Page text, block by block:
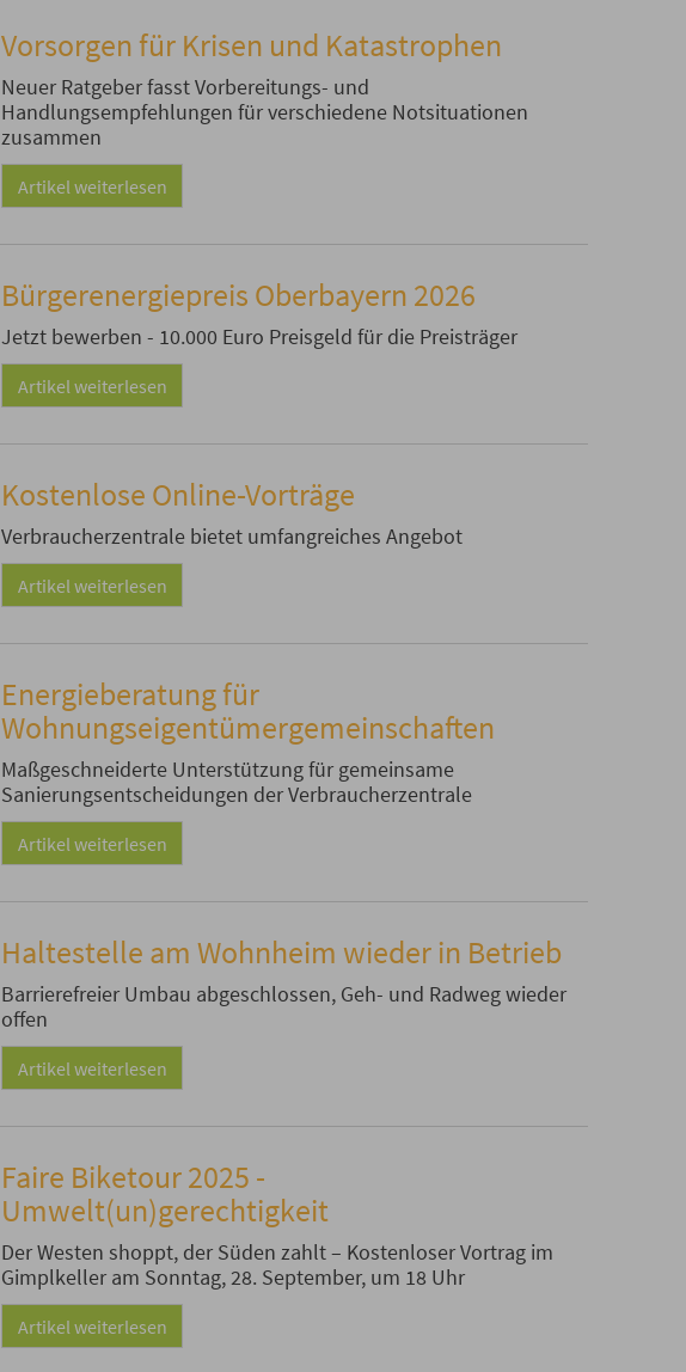
Vorsorgen für Krisen und Katastrophen
Neuer Ratgeber fasst Vorbereitungs- und
Handlungsempfehlungen für verschiedene Notsituationen
zusammen
Artikel weiterlesen
Bürgerenergiepreis Oberbayern 2026
Jetzt bewerben - 10.000 Euro Preisgeld für die Preisträger
Artikel weiterlesen
Kostenlose Online-Vorträge
Verbraucherzentrale bietet umfangreiches Angebot
Artikel weiterlesen
Energieberatung für
Wohnungseigentümergemeinschaften
Maßgeschneiderte Unterstützung für gemeinsame
Sanierungsentscheidungen der Verbraucherzentrale
Artikel weiterlesen
Haltestelle am Wohnheim wieder in Betrieb
Barrierefreier Umbau abgeschlossen, Geh- und Radweg wieder
offen
Artikel weiterlesen
Faire Biketour 2025 -
Umwelt(un)gerechtigkeit
Der Westen shoppt, der Süden zahlt – Kostenloser Vortrag im
Gimplkeller am Sonntag, 28. September, um 18 Uhr
Artikel weiterlesen